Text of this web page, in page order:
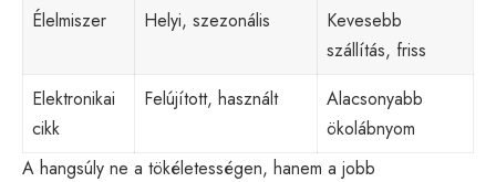
Élelmiszer
Helyi, szezonális
Kevesebb
szállítás, friss
Elektronikai
cikk
Felújított, használt
Alacsonyabb
ökolábnyom
A hangsúly ne a tökéletességen, hanem a jobb